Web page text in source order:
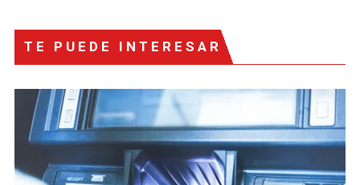
TE PUEDE INTERESAR